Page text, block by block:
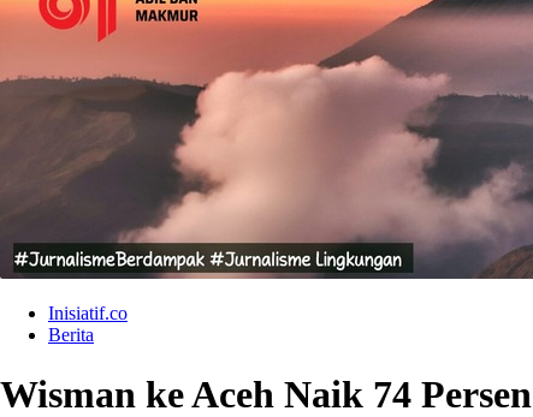
Inisiatif.co
Berita
Wisman ke Aceh Naik 74